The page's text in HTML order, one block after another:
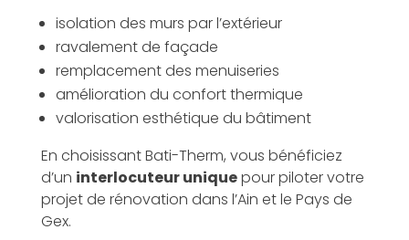
isolation des murs par l’extérieur
ravalement de façade
remplacement des menuiseries
amélioration du confort thermique
valorisation esthétique du bâtiment
En choisissant Bati-Therm, vous bénéficiez
d’un interlocuteur uniquepour piloter votre
projet de rénovation dans l’Ain et le Pays de
Gex.